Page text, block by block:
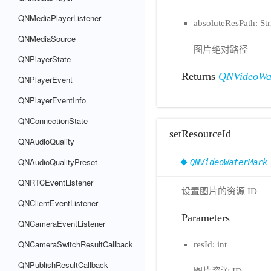
QNMediaPlayerListener
QNMediaSource
QNPlayerState
QNPlayerEvent
QNPlayerEventInfo
QNConnectionState
QNAudioQuality
QNAudioQualityPreset
QNRTCEventListener
QNClientEventListener
QNCameraEventListener
QNCameraSwitchResultCallback
QNPublishResultCallback
absoluteResPath:
图片绝对路径
Returns
setResourceId
QNVideoWaterMark
设置图片的资源 ID
Parameters
resId: int